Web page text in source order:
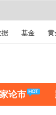
据 基金 黄
论市